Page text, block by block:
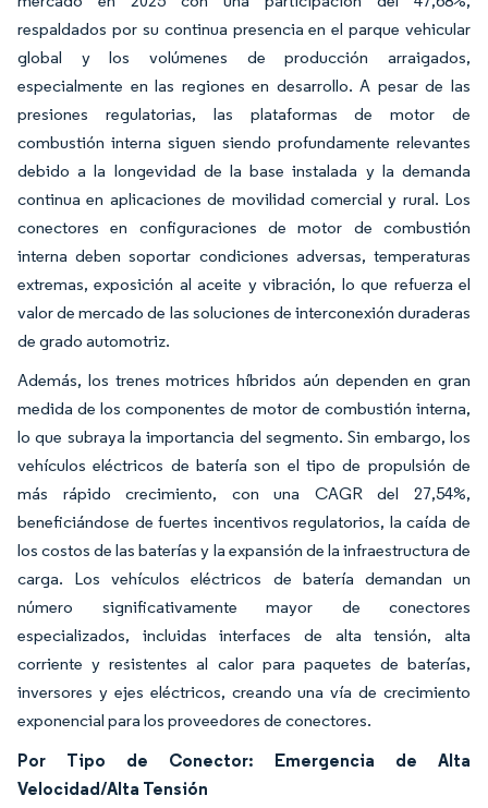
respaldados por su continua presencia en el parque vehicular
global y los volúmenes de producción arraigados,
especialmente en las regiones en desarrollo. A pesar de las
presiones regulatorias, las plataformas de motor de
combustión interna siguen siendo profundamente relevantes
debido a la longevidad de la base instalada y la demanda
continua en aplicaciones de movilidad comercial y rural. Los
conectores en configuraciones de motor de combustión
interna deben soportar condiciones adversas, temperaturas
extremas, exposición al aceite y vibración, lo que refuerza el
valor de mercado de las soluciones de interconexión duraderas
de grado automotriz.
Además, los trenes motrices híbridos aún dependen en gran
medida de los componentes de motor de combustión interna,
lo que subraya la importancia del segmento. Sin embargo, los
vehículos eléctricos de batería son el tipo de propulsión de
más rápido crecimiento, con una CAGR del 27,54%,
beneficiándose de fuertes incentivos regulatorios, la caída de
los costos de las baterías y la expansión de la infraestructura de
carga. Los vehículos eléctricos de batería demandan un
número significativamente mayor de conectores
especializados, incluidas interfaces de alta tensión, alta
corriente y resistentes al calor para paquetes de baterías,
inversores y ejes eléctricos, creando una vía de crecimiento
exponencial para los proveedores de conectores.
Por Tipo de Conector: Emergencia de Alta
Velocidad/Alta Tensión